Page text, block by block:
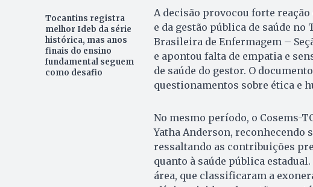
Tocantins registra
melhor Ideb da série
histórica, mas anos
finais do ensino
fundamental seguem
como desafio
A decisão provocou forte
e da gestão pública de saúde
Brasileira de Enfermagem –
e apontou falta de empatia e
de saúde do gestor. O
questionamentos sobre ética e
No mesmo período, o Cosems-
Yatha Anderson, reconhecendo
ressaltando as contribuições
quanto à saúde pública
área, que classificaram a